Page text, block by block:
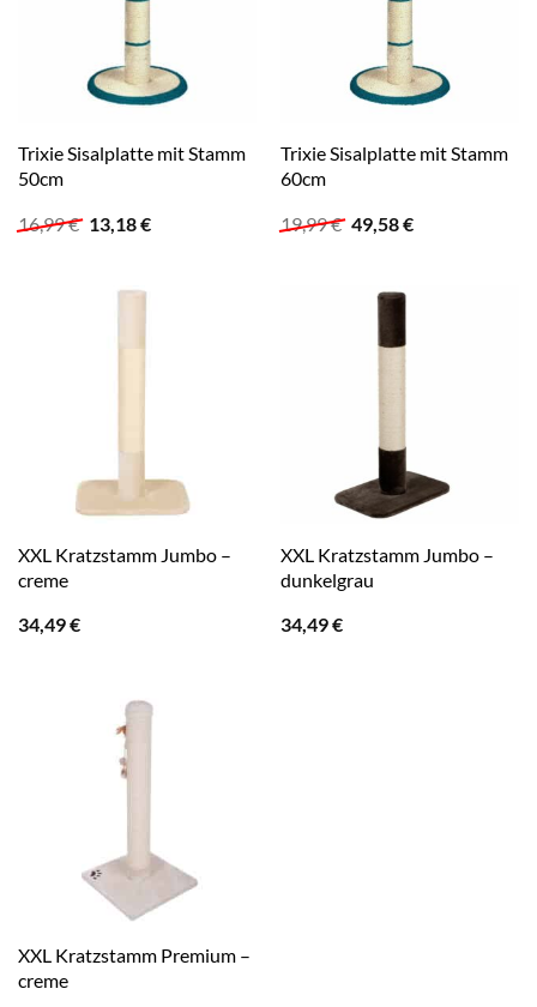
Trixie Sisalplatte mit Stamm
50cm
16,99€ Ursprünglicher
Preis
13,18€Aktueller
Trixie Sisalplatte mit Stamm
60cm
19,99€ Ursprünglicher
Preis
49,58€Aktueller
XXL Kratzstamm Jumbo –
creme
34,49€
XXL Kratzstamm Jumbo –
dunkelgrau
34,49€
XXL Kratzstamm Premium –
creme